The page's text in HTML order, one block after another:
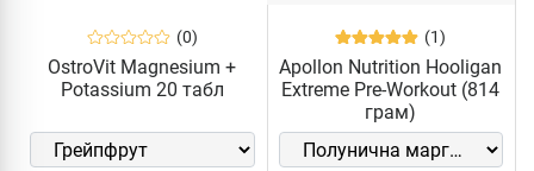
(0)
OstroVit Magnesium +
Potassium 20 табл
(1)
Apollon Nutrition Hooligan
Extreme Pre-Workout (814
грам)